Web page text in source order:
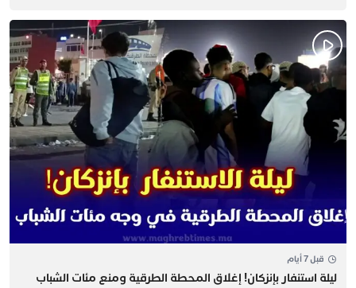
قبل 7 أيام
​ليلة استنفار بإنزكان! إغلاق المحطة الطرقية ومنع مئات الشباب